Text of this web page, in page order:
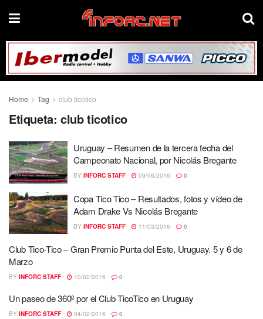
Home Tag club ticotico
Etiqueta: club ticotico
Uruguay – Resumen de la tercera fecha del
Campeonato Nacional, por Nicolás Bregante
BY INFORC STAFF 09/06/2016 0
Copa Tico Tico – Resultados, fotos y vídeo de
Adam Drake Vs Nicolás Bregante
BY INFORC STAFF 11/03/2016 0
Club Tico-Tico – Gran Premio Punta del Este, Uruguay. 5 y 6 de
Marzo
BY INFORC STAFF 10/02/2016 0
Un paseo de 360º por el Club TicoTico en Uruguay
BY INFORC STAFF 04/02/2016 0